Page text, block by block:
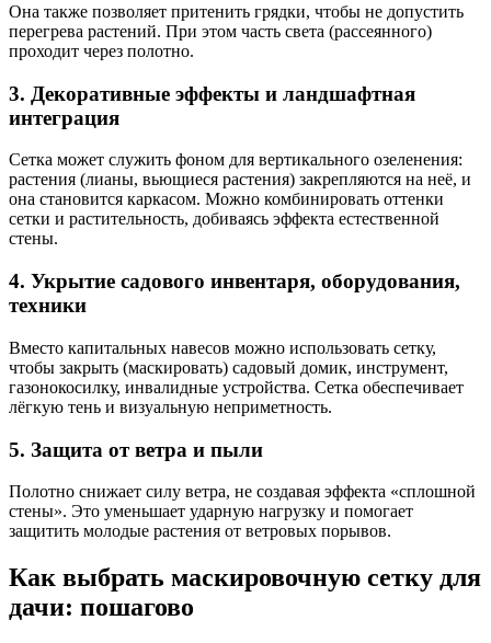
Она также позволяет притенить грядки, чтобы не допустить
перегрева растений. При этом часть света (рассеянного)
проходит через полотно.
3. Декоративные эффекты и ландшафтная
интеграция
Сетка может служить фоном для вертикального озеленения:
растения (лианы, вьющиеся растения) закрепляются на неё, и
она становится каркасом. Можно комбинировать оттенки
сетки и растительность, добиваясь эффекта естественной
стены.
4. Укрытие садового инвентаря, оборудования,
техники
Вместо капитальных навесов можно использовать сетку,
чтобы закрыть (маскировать) садовый домик, инструмент,
газонокосилку, инвалидные устройства. Сетка обеспечивает
лёгкую тень и визуальную неприметность.
5. Защита от ветра и пыли
Полотно снижает силу ветра, не создавая эффекта «сплошной
стены». Это уменьшает ударную нагрузку и помогает
защитить молодые растения от ветровых порывов.
Как выбрать маскировочную сетку для
дачи: пошагово